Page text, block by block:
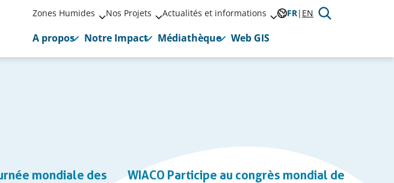
Zones Humides Nos Projets Actualités et informations FR EN
A propos Notre Impact Médiathèque Web GIS
mondiale des
WIACO Participe au congrès mondial de